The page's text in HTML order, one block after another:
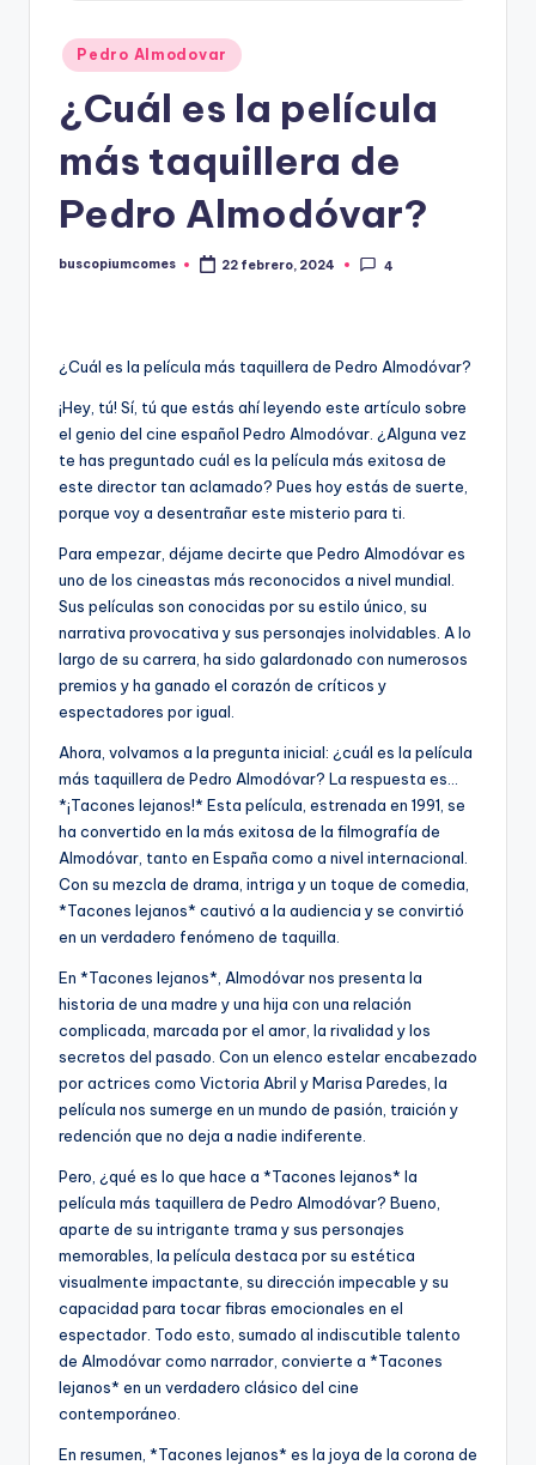
Publicado
en
Pedro Almodovar
¿Cuál es la película
más taquillera de
Pedro Almodóvar?
Publicado
buscopiumcomes 22 febrero, 2024 4
¿Cuál es la película más taquillera de Pedro Almodóvar?
¡Hey, tú! Sí, tú que estás ahí leyendo este artículo sobre
el genio del cine español Pedro Almodóvar. ¿Alguna vez
te has preguntado cuál es la película más exitosa de
este director tan aclamado? Pues hoy estás de suerte,
porque voy a desentrañar este misterio para ti.
Para empezar, déjame decirte que Pedro Almodóvar es
uno de los cineastas más reconocidos a nivel mundial.
Sus películas son conocidas por su estilo único, su
narrativa provocativa y sus personajes inolvidables. A lo
largo de su carrera, ha sido galardonado con numerosos
premios y ha ganado el corazón de críticos y
espectadores por igual.
Ahora, volvamos a la pregunta inicial: ¿cuál es la película
más taquillera de Pedro Almodóvar? La respuesta es…
*¡Tacones lejanos!* Esta película, estrenada en 1991, se
ha convertido en la más exitosa de la filmografía de
Almodóvar, tanto en España como a nivel internacional.
Con su mezcla de drama, intriga y un toque de comedia,
*Tacones lejanos* cautivó a la audiencia y se convirtió
en un verdadero fenómeno de taquilla.
En *Tacones lejanos*, Almodóvar nos presenta la
historia de una madre y una hija con una relación
complicada, marcada por el amor, la rivalidad y los
secretos del pasado. Con un elenco estelar encabezado
por actrices como Victoria Abril y Marisa Paredes, la
película nos sumerge en un mundo de pasión, traición y
redención que no deja a nadie indiferente.
Pero, ¿qué es lo que hace a *Tacones lejanos* la
película más taquillera de Pedro Almodóvar? Bueno,
aparte de su intrigante trama y sus personajes
memorables, la película destaca por su estética
visualmente impactante, su dirección impecable y su
capacidad para tocar fibras emocionales en el
espectador. Todo esto, sumado al indiscutible talento
de Almodóvar como narrador, convierte a *Tacones
lejanos* en un verdadero clásico del cine
contemporáneo.
En resumen, *Tacones lejanos* es la joya de la corona de